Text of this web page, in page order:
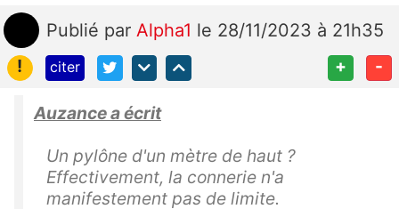
Publié par Alpha1 le 28/11/2023 à 21h35
!
citer + -
Auzance a écrit
Un pylône d'un mètre de haut ?
Effectivement, la connerie n'a
manifestement pas de limite.